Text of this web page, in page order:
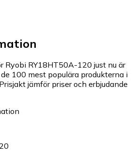
Ryobi RY18HT50A-120 just nu är
100 mest populära produkterna i
Prisjakt jämför priser och erbjudande